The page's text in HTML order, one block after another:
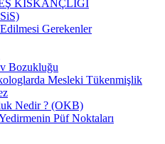
KISKANÇLIĞI
Gerekenler
Bozukluğu
Mesleki Tükenmişlik
Nedir ? (OKB)
Püf Noktaları